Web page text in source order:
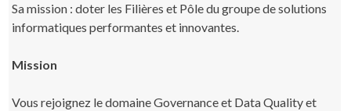
Sa mission : doter les Filières et Pôle du groupe de solutions
informatiques performantes et innovantes.
Mission
Vous rejoignez le domaine Governance et Data Quality et